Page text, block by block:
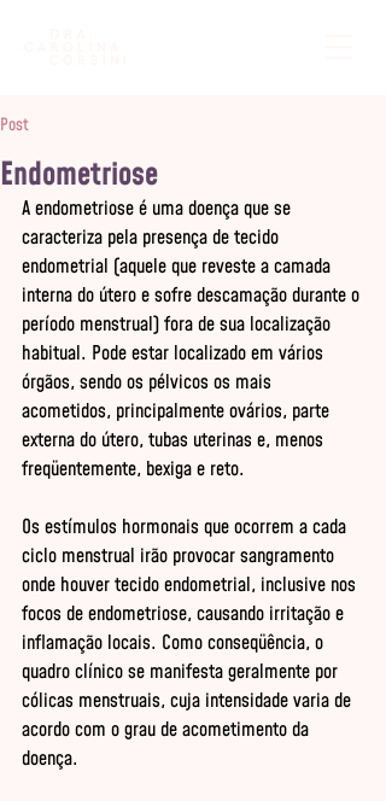
Post
Endometriose
A endometriose é uma doença que se
caracteriza pela presença de tecido
endometrial (aquele que reveste a camada
interna do útero e sofre descamação durante o
período menstrual) fora de sua localização
habitual. Pode estar localizado em vários
órgãos, sendo os pélvicos os mais
acometidos, principalmente ovários, parte
externa do útero, tubas uterinas e, menos
freqüentemente, bexiga e reto.
Os estímulos hormonais que ocorrem a cada
ciclo menstrual irão provocar sangramento
onde houver tecido endometrial, inclusive nos
focos de endometriose, causando irritação e
inflamação locais. Como conseqüência, o
quadro clínico se manifesta geralmente por
cólicas menstruais, cuja intensidade varia de
acordo com o grau de acometimento da
doença.